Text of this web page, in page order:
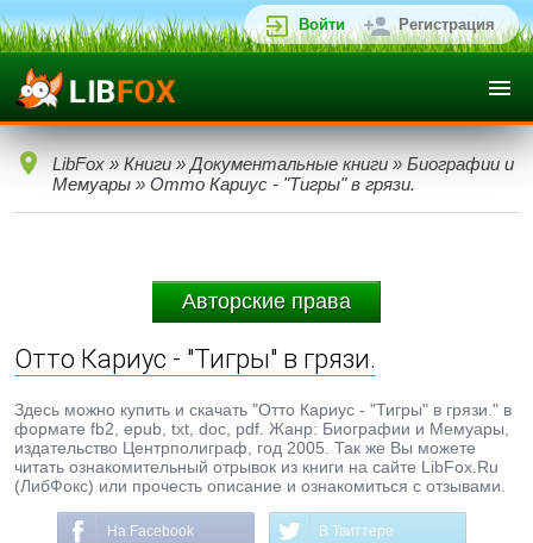
Войти Регистрация
LibFox » Книги » Документальные книги » Биографии и
Мемуары » Отто Кариус - "Тигры" в грязи.
Авторские права
Отто Кариус - "Тигры" в грязи.
Здесь можно купить и скачать "Отто Кариус - "Тигры" в грязи." в
формате fb2, epub, txt, doc, pdf. Жанр: Биографии и Мемуары,
издательство Центрполиграф, год 2005. Так же Вы можете
читать ознакомительный отрывок из книги на сайте LibFox.Ru
(ЛибФокс) или прочесть описание и ознакомиться с отзывами.
На Facebook В Твиттере